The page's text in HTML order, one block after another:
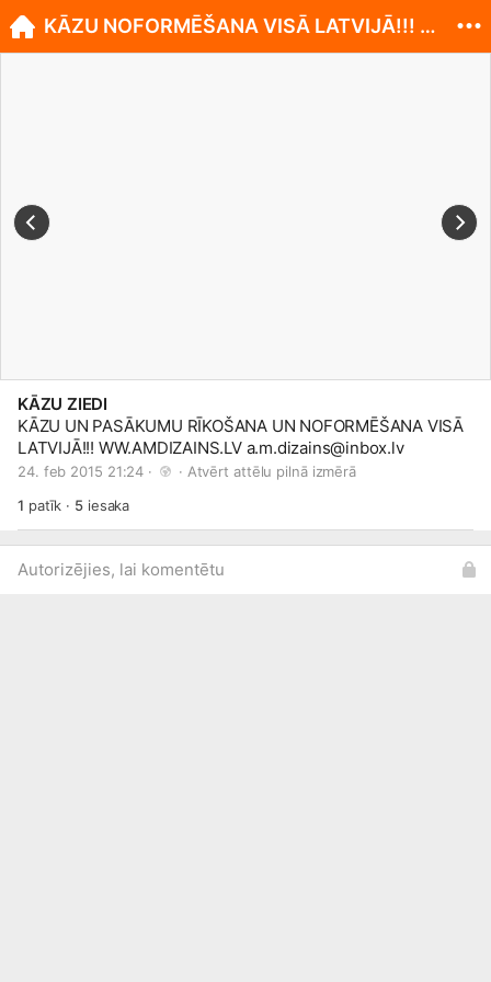
KĀZU ZIEDI
KĀZU UN PASĀKUMU RĪKOŠANA UN NOFORMĒŠANA VISĀ
LATVIJĀ!!! WW.AMDIZAINS.LVa.m.dizains@inbox.lv
24. feb 2015 21:24 · · Atvērt attēlu pilnā izmērā
1 patīk · 5iesaka
Autorizējies, lai komentētu
KĀZU NOFORMĒŠANA VISĀ LATVIJĀ!!! WWW.AMDIZAINS.LV